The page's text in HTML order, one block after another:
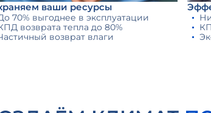
ваши ресурсы
70% выгоднее в эксплуатации
возврата тепла до 80%
возврат влаги